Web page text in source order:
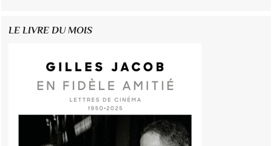
LE LIVRE DU MOIS